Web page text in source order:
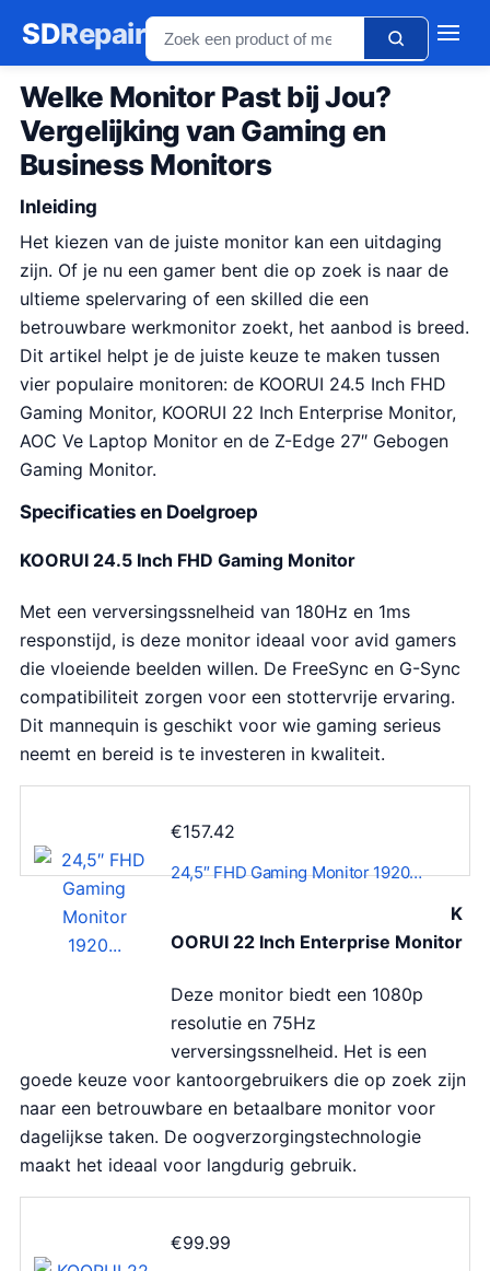
SDRepair
Welke Monitor Past bij Jou?
Vergelijking van Gaming en
Business Monitors
Inleiding
Het kiezen van de juiste monitor kan een uitdaging
zijn. Of je nu een gamer bent die op zoek is naar de
ultieme spelervaring of een skilled die een
betrouwbare werkmonitor zoekt, het aanbod is breed.
Dit artikel helpt je de juiste keuze te maken tussen
vier populaire monitoren: de KOORUI 24.5 Inch FHD
Gaming Monitor, KOORUI 22 Inch Enterprise Monitor,
AOC Ve Laptop Monitor en de Z-Edge 27″ Gebogen
Gaming Monitor.
Specificaties en Doelgroep
KOORUI 24.5 Inch FHD Gaming Monitor
Met een verversingssnelheid van 180Hz en 1ms
responstijd, is deze monitor ideaal voor avid gamers
die vloeiende beelden willen. De FreeSync en G-Sync
compatibiliteit zorgen voor een stottervrije ervaring.
Dit mannequin is geschikt voor wie gaming serieus
neemt en bereid is te investeren in kwaliteit.
€157.42
24,5″ FHD Gaming Monitor 1920…
K
OORUI 22 Inch Enterprise Monitor
Deze monitor biedt een 1080p
resolutie en 75Hz
verversingssnelheid. Het is een
goede keuze voor kantoorgebruikers die op zoek zijn
naar een betrouwbare en betaalbare monitor voor
dagelijkse taken. De oogverzorgingstechnologie
maakt het ideaal voor langdurig gebruik.
€99.99